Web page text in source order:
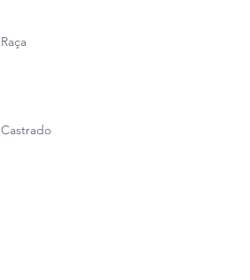
Raça
Castrado